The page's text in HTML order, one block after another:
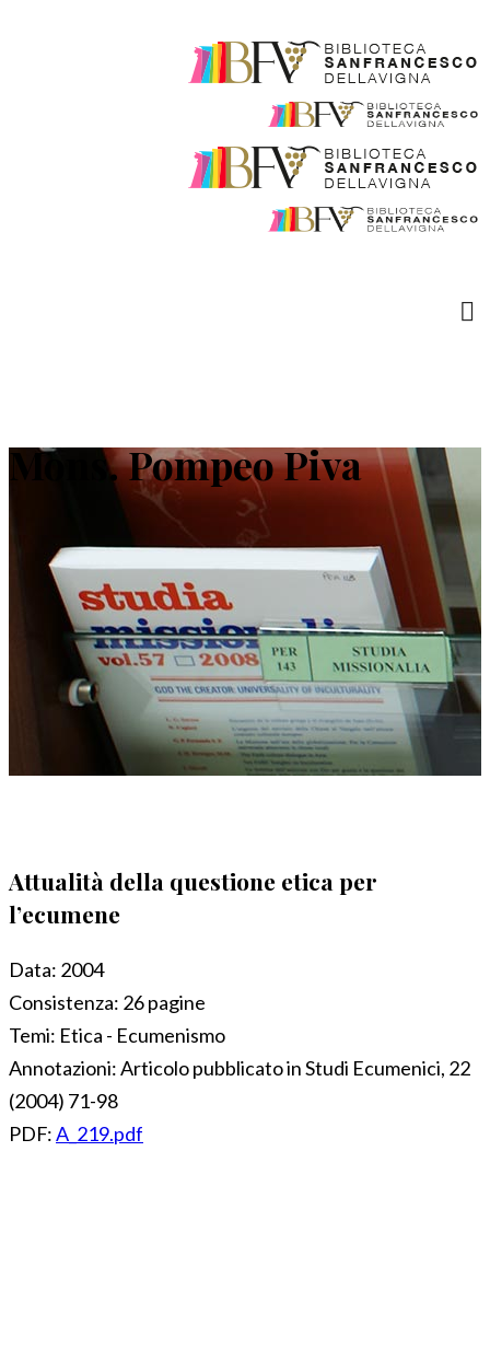
Mons. Pompeo Piva
Attualità della questione etica per
l’ecumene
Data: 2004
Consistenza: 26 pagine
Temi: Etica - Ecumenismo
Annotazioni:Articolo pubblicato in Studi Ecumenici, 22
(2004) 71-98
PDF:A_219.pdf